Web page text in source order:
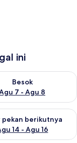
ini
- Agu 7
Besok
7 - Agu 8
untuk
7 - Agu 9
pekan berikutnya
14 - Agu 16
untuk